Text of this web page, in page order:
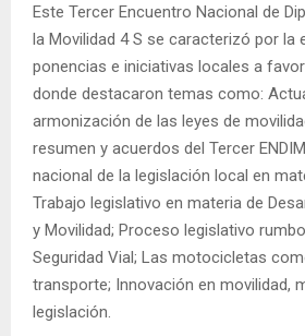
Este Tercer Encuentro Nacional de
la Movilidad 4 S se caracterizó por la
ponencias e iniciativas locales a
donde destacaron temas como:
armonización de las leyes de
resumen y acuerdos del Tercer
nacional de la legislación local en
Trabajo legislativo en materia de
y Movilidad; Proceso legislativo
Seguridad Vial; Las motocicletas
transporte; Innovación en movilidad,
legislación.